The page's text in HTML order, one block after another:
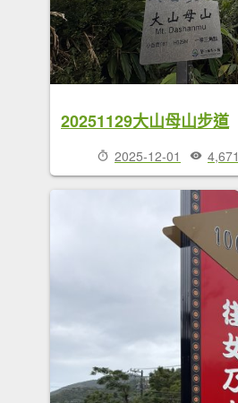
20251129大山母山步道
2025-12-01 4,671